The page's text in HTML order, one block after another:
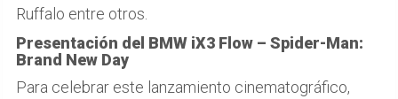
Ruffalo entre otros.
Presentación del BMW iX3 Flow – Spider-Man:
Brand New Day
Para celebrar este lanzamiento cinematográfico,